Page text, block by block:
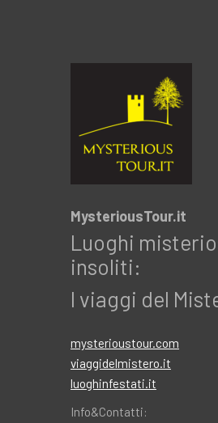
MysteriousTour.it
Luoghi
insoliti:
I viaggi del
mysterioustour.com
viaggidelmistero.it
luoghinfestati.it
Info&Contatti: